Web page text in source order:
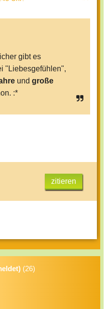
gibt es
"Liebesgefühlen",
und große
:*
zitieren
(26)